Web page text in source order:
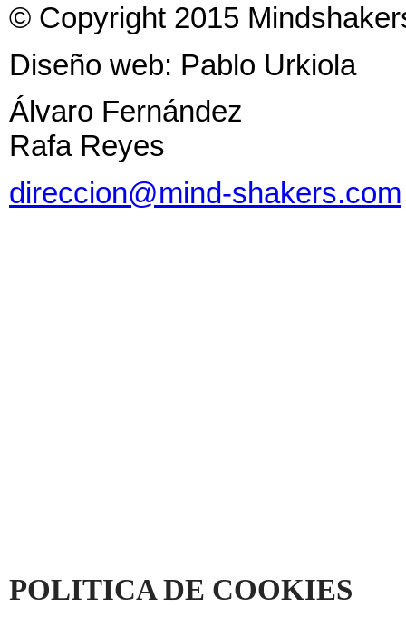
© Copyright 2015
Diseño web: Pablo Urkiola
Álvaro Fernández
Rafa Reyes
direccion@mind-shakers.com
POLITICA DE COOKIES